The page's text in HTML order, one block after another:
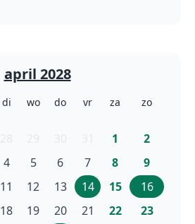
april 2028
di wo do vr za zo
1 2
4 5 6 7 8 9
11 12 13 14 15 16
18 19 20 21 22 23